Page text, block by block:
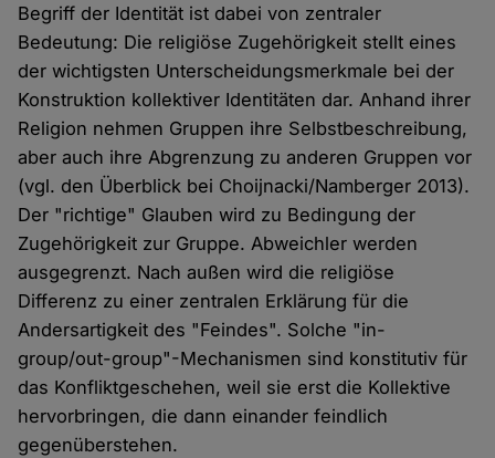
Begriff der Identität ist dabei von zentraler
Bedeutung: Die religiöse Zugehörigkeit stellt eines
der wichtigsten Unterscheidungsmerkmale bei der
Konstruktion kollektiver Identitäten dar. Anhand ihrer
Religion nehmen Gruppen ihre Selbstbeschreibung,
aber auch ihre Abgrenzung zu anderen Gruppen vor
(vgl. den Überblick bei Choijnacki/Namberger 2013).
Der "richtige" Glauben wird zu Bedingung der
Zugehörigkeit zur Gruppe. Abweichler werden
ausgegrenzt. Nach außen wird die religiöse
Differenz zu einer zentralen Erklärung für die
Andersartigkeit des "Feindes". Solche "in-
group/out-group"-Mechanismen sind konstitutiv für
das Konfliktgeschehen, weil sie erst die Kollektive
hervorbringen, die dann einander feindlich
gegenüberstehen.